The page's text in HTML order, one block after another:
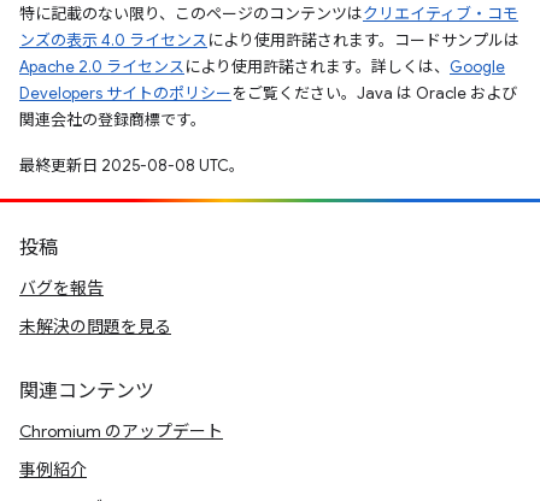
特に記載のない限り、このページのコンテンツはクリエイティブ・コモ
ンズの表示 4.0 ライセンスにより使用許諾されます。コードサンプルは
Apache 2.0 ライセンスにより使用許諾されます。詳しくは、 Google
Developers サイトのポリシーをご覧ください。Java は Oracle および
関連会社の登録商標です。
最終更新日 2025-08-08 UTC。
投稿
バグを報告
未解決の問題を見る
関連コンテンツ
Chromium のアップデート
事例紹介